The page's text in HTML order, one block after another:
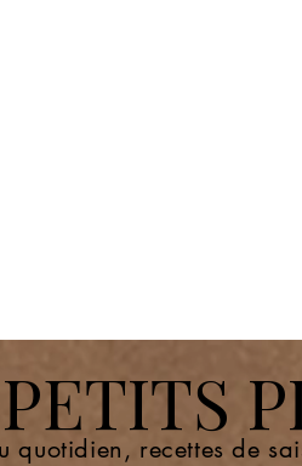
quotidien, recettes de